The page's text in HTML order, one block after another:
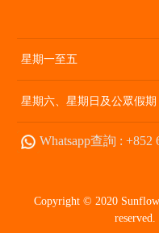
星期一至五
星期六、星期日及公眾假期
Whatsapp查詢 : +852
Copyright © 2020